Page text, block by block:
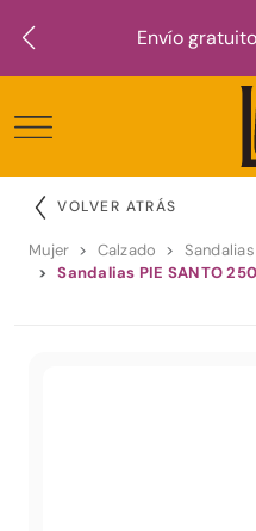
Envío
VOLVER ATRÁS
Mujer Calzado
Sandalias
Sandalias PIE SANTO